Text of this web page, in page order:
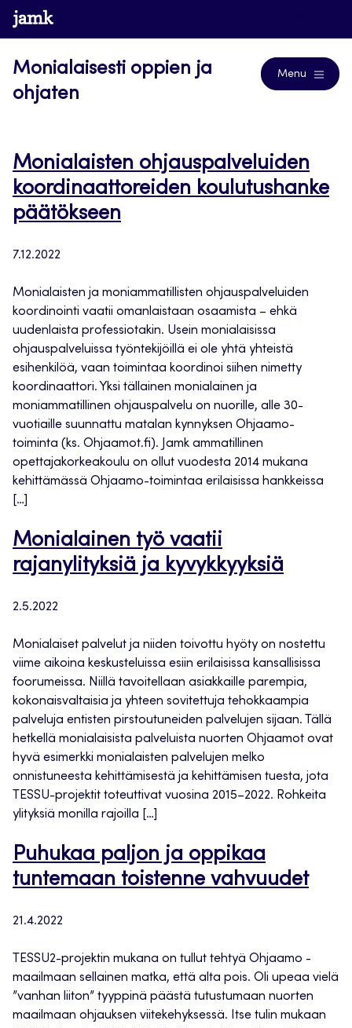
Siirry
suoraan
www.jamk.fi
Monialaisesti oppien ja
ohjaten
Menu
Monialaisten ohjauspalveluiden
koordinaattoreiden koulutushanke
päätökseen
7.12.2022
Monialaisten ja moniammatillisten ohjauspalveluiden
koordinointi vaatii omanlaistaan osaamista – ehkä
uudenlaista professiotakin. Usein monialaisissa
ohjauspalveluissa työntekijöillä ei ole yhtä yhteistä
esihenkilöä, vaan toimintaa koordinoi siihen nimetty
koordinaattori. Yksi tällainen monialainen ja
moniammatillinen ohjauspalvelu on nuorille, alle 30-
vuotiaille suunnattu matalan kynnyksen Ohjaamo-
toiminta (ks. Ohjaamot.fi). Jamk ammatillinen
opettajakorkeakoulu on ollut vuodesta 2014 mukana
kehittämässä Ohjaamo-toimintaa erilaisissa hankkeissa
[…]
Monialainen työ vaatii
rajanylityksiä ja kyvykkyyksiä
2.5.2022
Monialaiset palvelut ja niiden toivottu hyöty on nostettu
viime aikoina keskusteluissa esiin erilaisissa kansallisissa
foorumeissa. Niillä tavoitellaan asiakkaille parempia,
kokonaisvaltaisia ja yhteen sovitettuja tehokkaampia
palveluja entisten pirstoutuneiden palvelujen sijaan. Tällä
hetkellä monialaisista palveluista nuorten Ohjaamot ovat
hyvä esimerkki monialaisten palvelujen melko
onnistuneesta kehittämisestä ja kehittämisen tuesta, jota
TESSU-projektit toteuttivat vuosina 2015–2022. Rohkeita
ylityksiä monilla rajoilla […]
Puhukaa paljon ja oppikaa
tuntemaan toistenne vahvuudet
21.4.2022
TESSU2-projektin mukana on tullut tehtyä Ohjaamo -
maailmaan sellainen matka, että alta pois. Oli upeaa vielä
”vanhan liiton” tyyppinä päästä tutustumaan nuorten
maailmaan ohjauksen viitekehyksessä. Itse tulin mukaan